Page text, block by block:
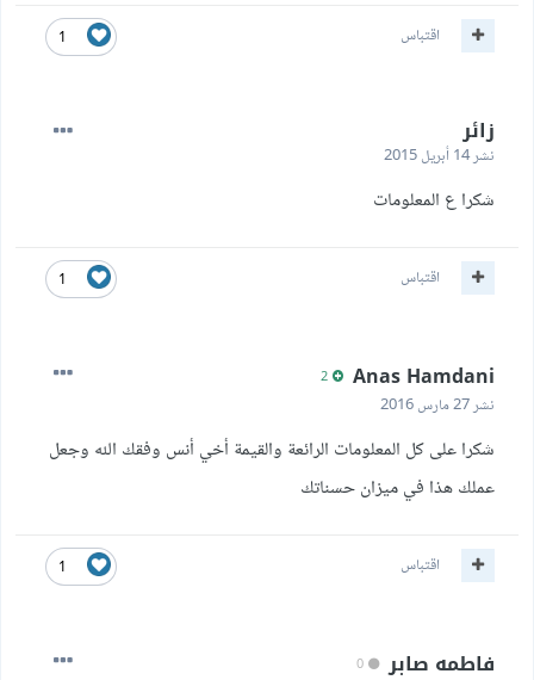
1 اقتباس
زائر
نشر14 أبريل 2015
شكرا ع المعلومات
1 اقتباس
Anas Hamdani
نشر27 مارس 2016
شكرا على كل المعلومات الرائعة والقيمة أخي أنس وفقك الله وجعل
عملك هذا في ميزان حسناتك
1 اقتباس
فاطمه صابر